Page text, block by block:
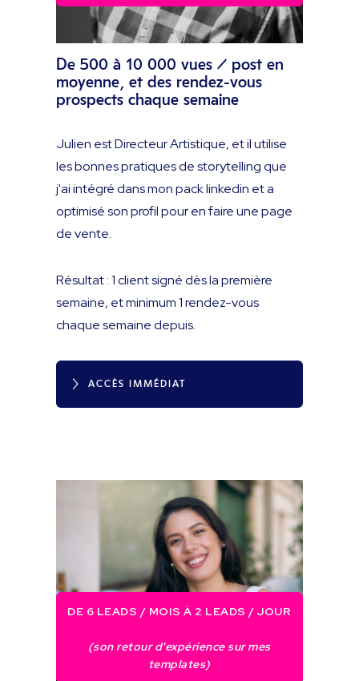
De 500 à 10 000 vues / post en
moyenne, et des rendez-vous
prospects chaque semaine
Julien est Directeur Artistique, et il utilise
les bonnes pratiques de storytelling que
j'ai intégré dans mon pack linkedin et a
optimisé son profil pour en faire une page
de vente.
Résultat : 1 client signé dès la première
semaine, et minimum 1 rendez-vous
chaque semaine depuis.
ACCÈS IMMÉDIAT
DE 6 LEADS / MOIS À 2 LEADS / JOUR
(son retour d'expérience sur mes
templates)